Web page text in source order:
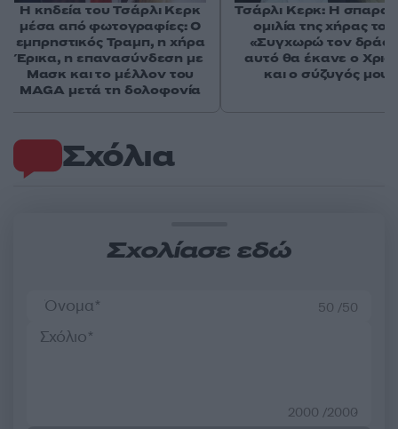
Σχόλια
Σχολίασε εδώ
50 /50
2000 /2000
Η κηδεία του Τσάρλι Κερκ
μέσα από φωτογραφίες: Ο
εμπρηστικός Τραμπ, η χήρα
Έρικα, η επανασύνδεση με
Μασκ και το μέλλον του
MAGA μετά τη δολοφονία
Τσάρλι Κερκ: Η
ομιλία της χήρας
«Συγχωρώ τον
αυτό θα έκανε ο
και ο σύζυγός μου»